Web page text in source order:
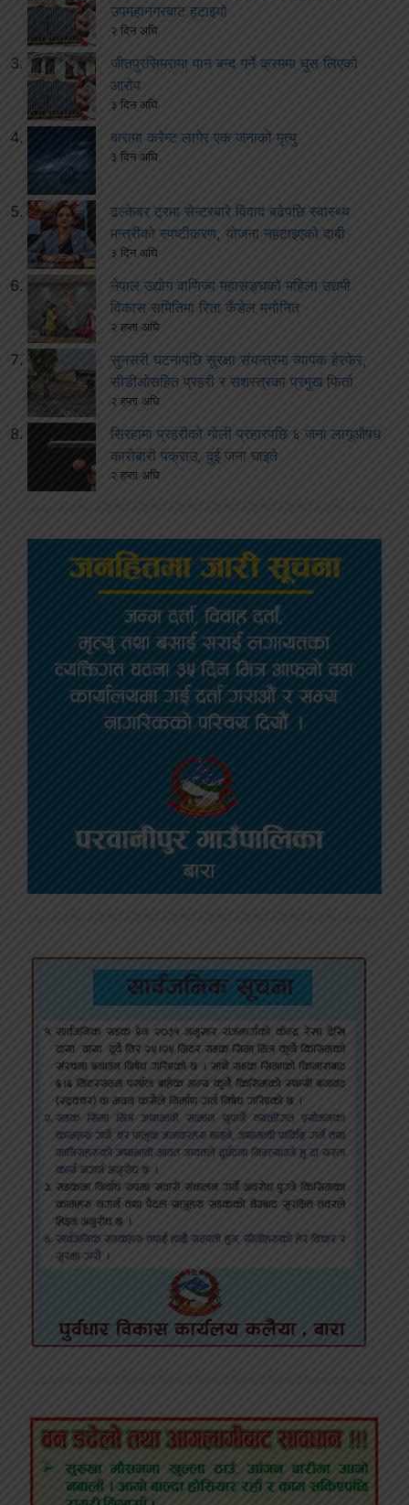
उपमहानगरबाट हटाइयो
२ दिन अघि
जीतपुरसिमरामा पान बन्द गर्ने क्रममा घुस लिएको
आरोप
३ दिन अघि
बारामा करेन्ट लागेर एक जनाको मृत्यु
३ दिन अघि
ढल्केबर ट्रमा सेन्टरबारे विवाद बढेपछि स्वास्थ्य
मन्त्रीको स्पष्टीकरण, योजना नहटाइएको दाबी
३ दिन अघि
नेपाल उद्योग वाणिज्य महासङ्घको महिला उद्यमी
विकास समितिमा रिता कँडेल मनोनित
२ हप्ता अघि
सुनसरी घटनापछि सुरक्षा संयन्त्रमा व्यापक हेरफेर,
सीडीओसहित प्रहरी र सशस्त्रका प्रमुख फिर्ता
२ हप्ता अघि
सिरहामा प्रहरीको गोली प्रहारपछि ६ जना लागूऔषध
कारोबारी पक्राउ, दुई जना घाइते
२ हप्ता अघि